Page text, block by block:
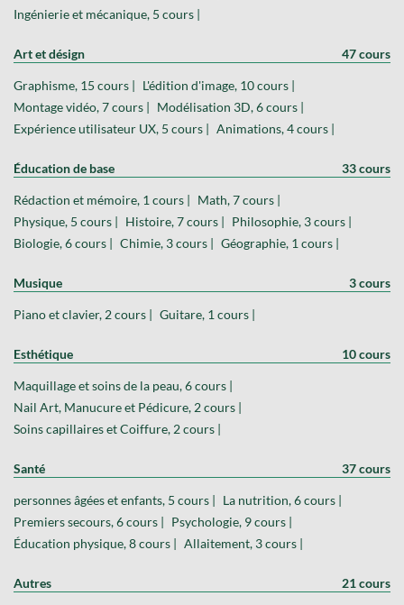
Ingénierie et mécanique, 5 cours |
Art et désign 47 cours
Graphisme, 15 cours | L'édition d'image, 10 cours |
Montage vidéo, 7 cours | Modélisation 3D, 6 cours |
Expérience utilisateur UX, 5 cours | Animations, 4 cours |
Éducation de base 33 cours
Rédaction et mémoire, 1 cours | Math, 7 cours |
Physique, 5 cours | Histoire, 7 cours | Philosophie, 3 cours |
Biologie, 6 cours | Chimie, 3 cours | Géographie, 1 cours |
Musique 3 cours
Piano et clavier, 2 cours | Guitare, 1 cours |
Esthétique 10 cours
Maquillage et soins de la peau, 6 cours |
Nail Art, Manucure et Pédicure, 2 cours |
Soins capillaires et Coiffure, 2 cours |
Santé 37 cours
personnes âgées et enfants, 5 cours | La nutrition, 6 cours |
Premiers secours, 6 cours | Psychologie, 9 cours |
Éducation physique, 8 cours | Allaitement, 3 cours |
Autres 21 cours